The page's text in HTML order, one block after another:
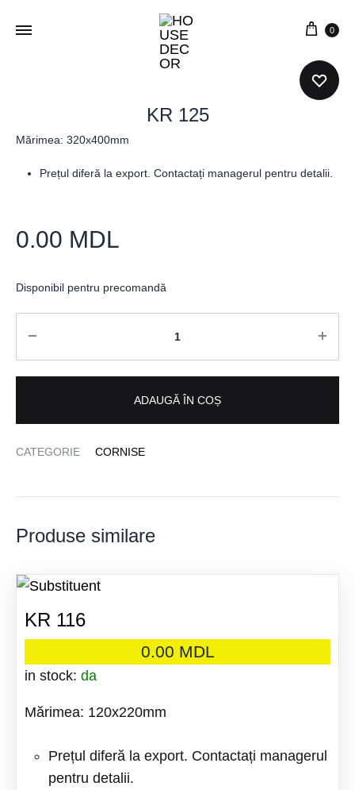
0
KR 125
Mărimea: 320x400mm
Prețul diferă la export. Contactați managerul pentru detalii.
0.00 MDL
Disponibil pentru precomandă
ADAUGĂ ÎN COȘ
CATEGORIE CORNISE
Produse similare
KR 116
0.00 MDL
in stock: da
Mărimea: 120x220mm
Prețul diferă la export. Contactați managerul
pentru detalii.